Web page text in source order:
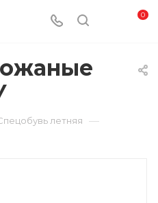
0
летняя —